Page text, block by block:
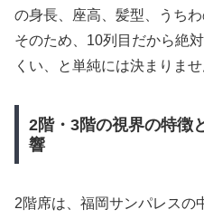
の身長、座高、髪型、うち
そのため、10列目だから絶
くい、と単純には決まりませ
2階・3階の視界の特徴
響
2階席は、福岡サンパレスの